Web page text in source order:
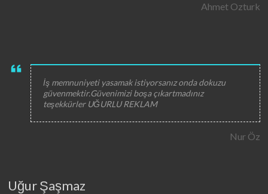
Ahmet Ozturk
İş memnuniyeti yasamak istiyorsanız onda dokuzu
güvenmektir.Güvenimizi boşa çıkartmadınız
teşekkürler UĞURLU REKLAM
Nur Öz
Uğur Şaşmaz